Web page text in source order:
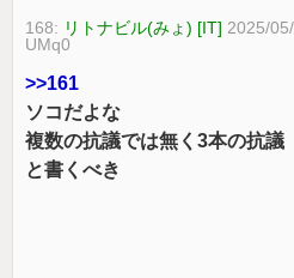
168: リトナビル(みょ) [IT] 2025/
UMq0
>>161
ソコだよな
複数の抗議では無く3本の抗議
と書くべき